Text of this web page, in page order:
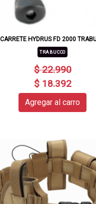
CARRETE HYDRUS FD 2000
TRABUCCO
$ 22.990
$ 18.392
Agregar al carro